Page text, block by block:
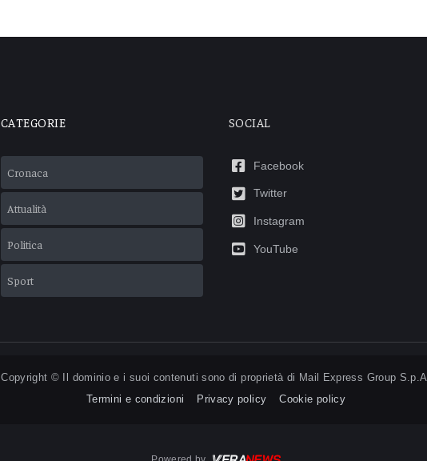
CATEGORIE
Cronaca
Attualità
Politica
Sport
SOCIAL
Facebook
Twitter
Instagram
YouTube
Copyright © Il dominio e i suoi contenuti sono di proprietà di Mail Express Group S.p.A.
Termini e condizioni
Privacy policy Cookie policy